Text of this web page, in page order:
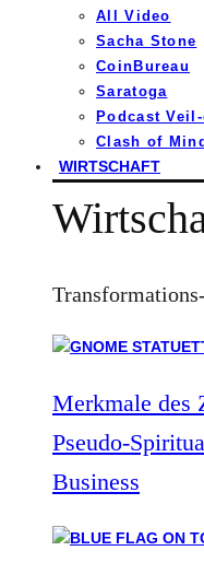
All Video
Sacha Stone
CoinBureau
Saratoga
Podcast
Clash of
WIRTSCHAFT
Merkmale des
Pseudo-
Business